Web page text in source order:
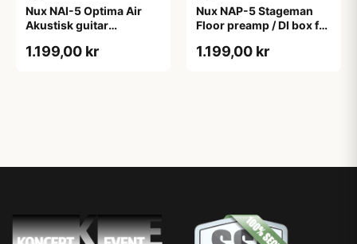
Nux NAI-5 Optima Air
Akustisk guitar
1.199,00 kr
Nux NAP-5 Stageman
Floor preamp / DI box for
1.199,00 kr